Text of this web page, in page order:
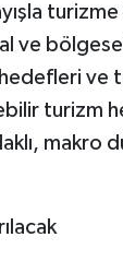
turizme
ve
ve
turizm
makro